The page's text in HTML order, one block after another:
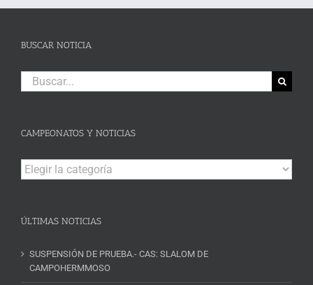
BUSCAR NOTICIA
Buscar:
CAMPEONATOS Y NOTICIAS
Campeonatos
y
ÚLTIMAS NOTICIAS
SUSPENSIÓN DE PRUEBA.- CAS: SLALOM DE
CAMPOHERMMOSO